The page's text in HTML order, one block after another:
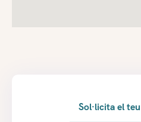
Sol·licita el